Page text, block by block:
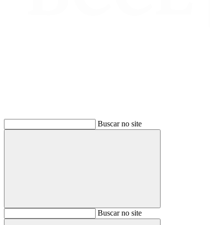
Buscar no site
BuscarBuscar no site